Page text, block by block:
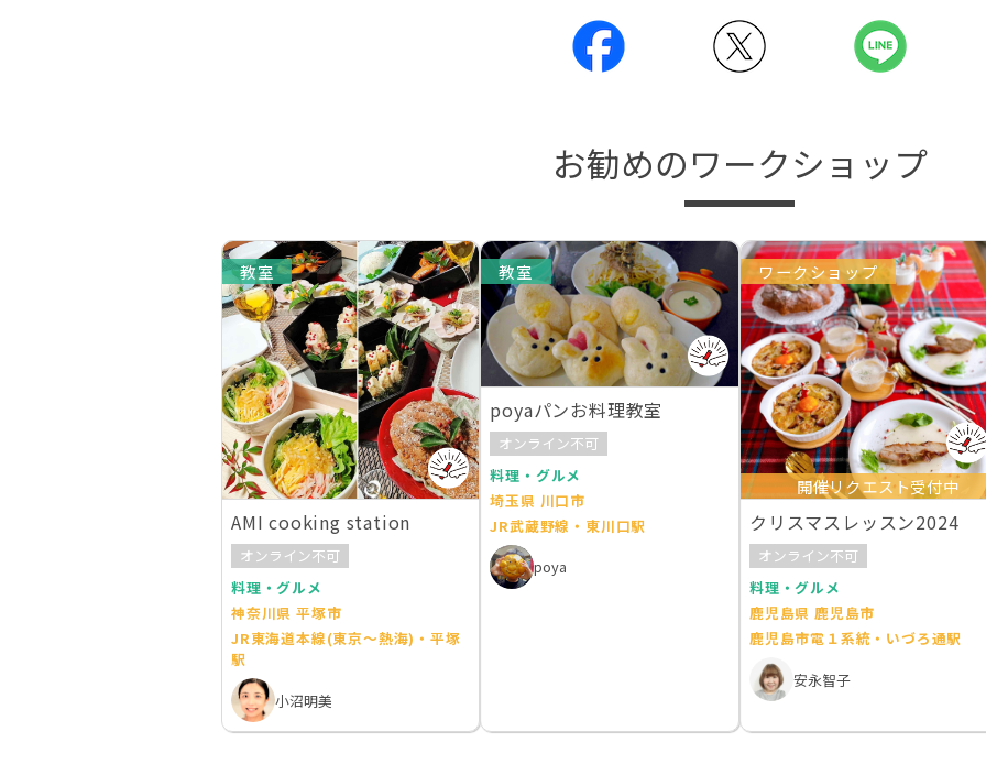
お勧めのワークショップ
教室
AMI cooking station
オンライン不可
料理・グルメ
神奈川県 平塚市
JR東海道本線(東京～熱海)・平塚
駅
小沼明美
教室
poyaパンお料理教室
オンライン不可
料理・グルメ
埼玉県 川口市
JR武蔵野線・東川口駅
poya
ワークショップ
開催リクエスト受付中
クリスマスレッスン2024
オンライン不可
料理・グルメ
鹿児島県 鹿児島市
鹿児島市電１系統・いづろ通駅
安永智子